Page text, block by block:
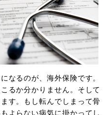
なるのが、海外保険です。
るか分かりません。そして
す。もし転んでしまって骨
よらない病気に掛かってし